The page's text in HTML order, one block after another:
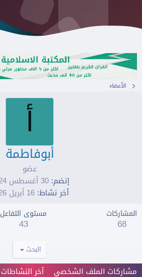
الأعضاء
أ
أبوفاطمة
عضو
إنضم 30 أغسطس 2024
آخر نشاط 16 أبريل 2026
المشاركات
68
مستوى التفاعل
43
البحث
مشاركات الملف الشخصي آخر النشاطات